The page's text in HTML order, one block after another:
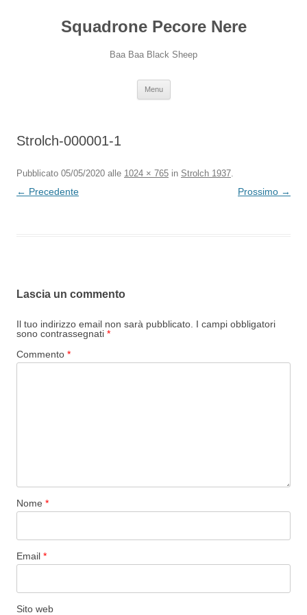
Squadrone Pecore Nere
Baa Baa Black Sheep
Menu
Strolch-000001-1
Pubblicato 05/05/2020 alle 1024 × 765 in Strolch 1937.
← Precedente Prossimo →
Lascia un commento
Il tuo indirizzo email non sarà pubblicato. I campi obbligatori
sono contrassegnati *
Commento *
Nome *
Email *
Sito web